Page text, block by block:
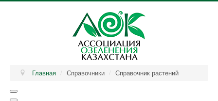
Главная / Справочники / Справочник растений